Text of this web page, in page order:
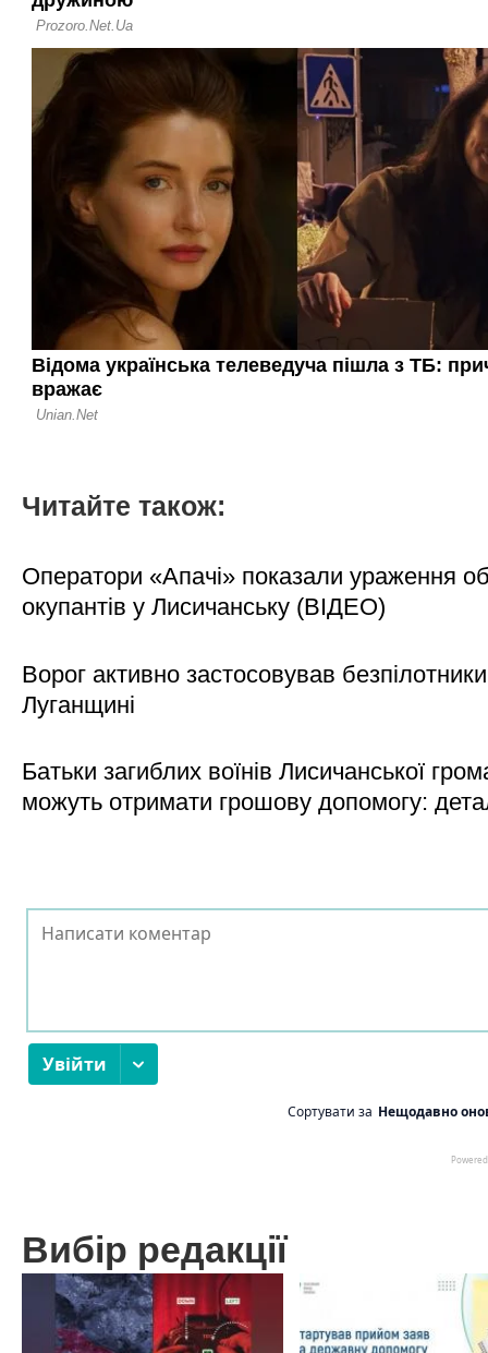
Читайте також:
Оператори «Апачі» показали ураження
окупантів у Лисичанську (ВІДЕО)
Ворог активно застосовував
Луганщині
Батьки загиблих воїнів Лисичанської
можуть отримати грошову допомогу:
Вибір редакції